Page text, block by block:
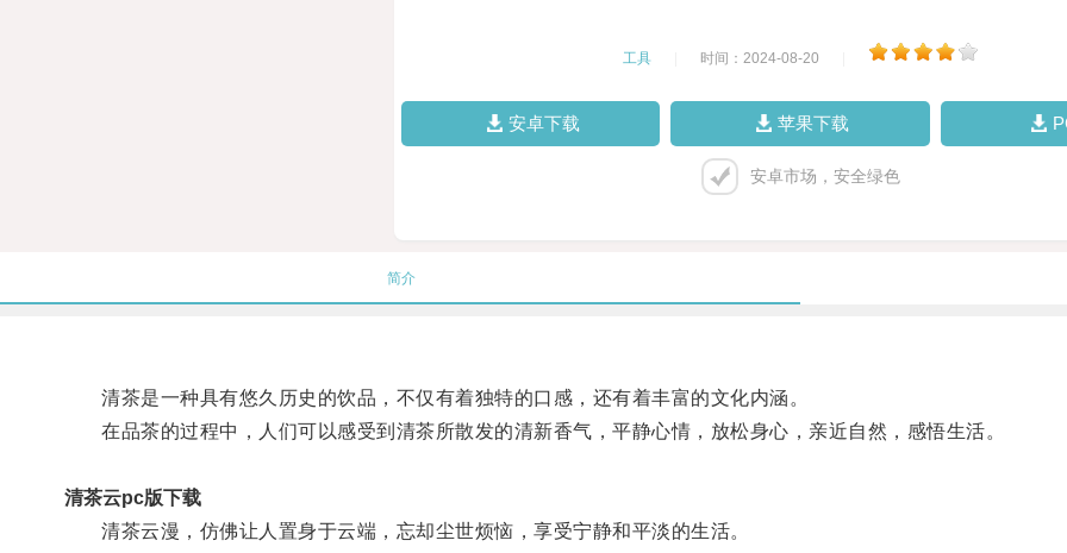
工具 时间：2024-08-20
安卓下载 苹果下载
安卓市场，安全绿色
简介
清茶是一种具有悠久历史的饮品，不仅有着独特的口感，还有着丰富的文化内涵。
在品茶的过程中，人们可以感受到清茶所散发的清新香气，平静心情，放松身心，亲近自然，感悟生活。
清茶云pc版下载
清茶云漫，仿佛让人置身于云端，忘却尘世烦恼，享受宁静和平淡的生活。